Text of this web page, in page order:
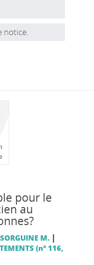
notice.
pour le
au
M. |
(n° 116,